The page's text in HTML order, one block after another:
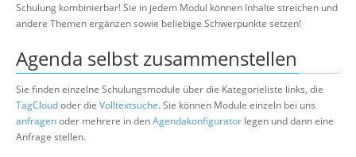
Schulung kombinierbar! Sie in jedem Modul können Inhalte streichen und
andere Themen ergänzen sowie beliebige Schwerpunkte setzen!
Agenda selbst zusammenstellen
Sie finden einzelne Schulungsmodule über die Kategorieliste links, die
TagCloudoder die Volltextsuche. Sie können Module einzeln bei uns
anfragenoder mehrere in denAgendakonfigurator legen und dann eine
Anfrage stellen.